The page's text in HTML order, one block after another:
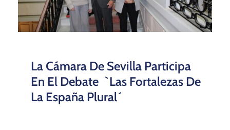
La Cámara De Sevilla Participa
En El Debate `Las Fortalezas De
La España Plural´